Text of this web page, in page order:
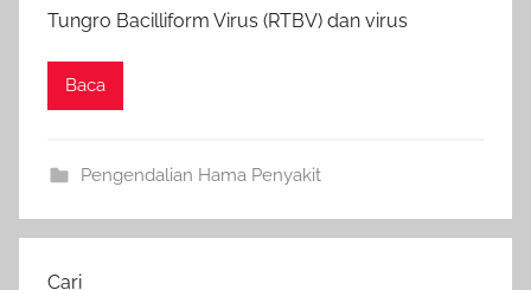
Tungro Bacilliform Virus (RTBV) dan virus
Baca
Pengendalian Hama Penyakit
Cari